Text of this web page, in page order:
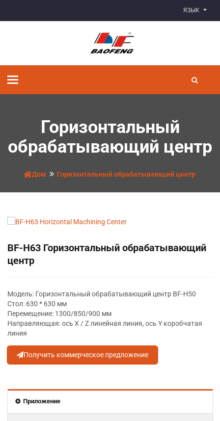
ЯЗЫК
Переключить
Горизонтальный
обрабатывающий центр
Дом Горизонтальный обрабатывающий центр
BF-H63 Горизонтальный обрабатывающий
центр
Модель: Горизонтальный обрабатывающий центр BF-H50
Стол: 630 * 630 мм
Перемещение: 1300/850/900 мм
Направляющая: ось X / Z линейная линия, ось Y коробчатая
линия
Получить коммерческое предложение
Приложение